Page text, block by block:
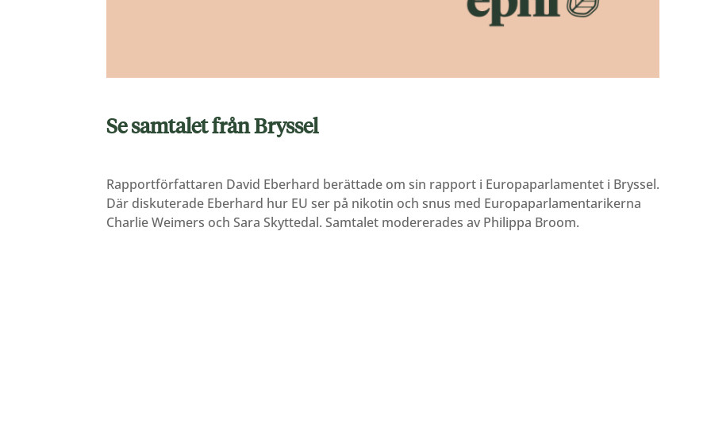
Se samtalet från Bryssel
Rapportförfattaren David Eberhard berättade om sin rapport i Europaparlamentet i Bryssel.
Där diskuterade Eberhard hur EU ser på nikotin och snus med Europaparlamentarikerna
Charlie Weimers och Sara Skyttedal. Samtalet modererades av Philippa Broom.